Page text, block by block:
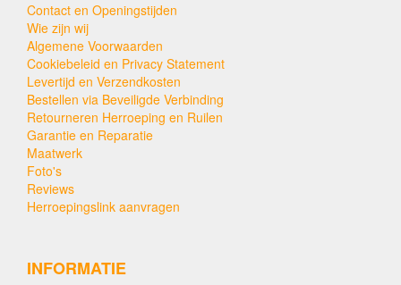
Contact en Openingstijden
Wie zijn wij
Algemene Voorwaarden
Cookiebeleid en Privacy Statement
Levertijd en Verzendkosten
Bestellen via Beveiligde Verbinding
Retourneren Herroeping en Ruilen
Garantie en Reparatie
Maatwerk
Foto's
Reviews
Herroepingslink aanvragen
INFORMATIE